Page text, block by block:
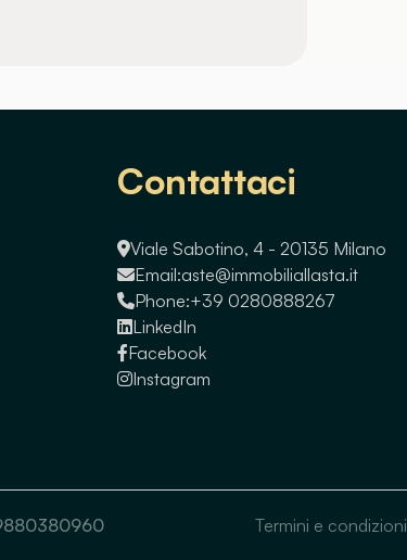
Contattaci
Viale Sabotino, 4 - 20135 Milano
Email:aste@immobiliallasta.it
Phone:+39 0280888267
LinkedIn
Facebook
Instagram
Termini e condizioni